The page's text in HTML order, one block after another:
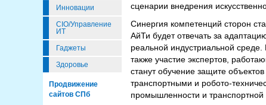
Инновации
CIO/Управление
ИТ
Гаджеты
Здоровье
Продвижение
сайтов СПб
сценарии внедрения
Синергия компетенций сторон
АйТи будет отвечать за
реальной индустриальной
также участие экспертов,
станут обучение защите
транспортными и робото-
промышленности и транспортной